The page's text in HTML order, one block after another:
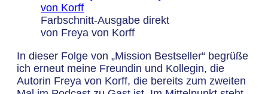
Farbschnitt-Ausgabe direkt
von Freya von Korff
In dieser Folge von „Mission Bestseller“ begrüße
ich erneut meine Freundin und Kollegin, die
Autorin Freya von Korff, die bereits zum zweiten